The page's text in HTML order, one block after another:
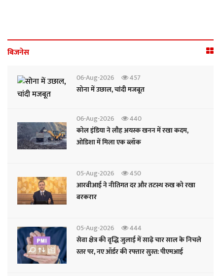
बिजनेस
06-Aug-2026
457
सोना में उछाल, चांदी मजबूत
06-Aug-2026
440
कोल इंडिया ने लौह अयस्क खनन में रखा कदम,
ओडिशा में मिला एक ब्लॉक
05-Aug-2026
450
आरबीआई ने नीतिगत दर और तटस्थ रुख को रखा
बरकरार
05-Aug-2026
444
सेवा क्षेत्र की वृद्धि जुलाई में साढ़े चार साल के निचले
स्तर पर, नए ऑर्डर की रफ्तार सुस्त: पीएमआई